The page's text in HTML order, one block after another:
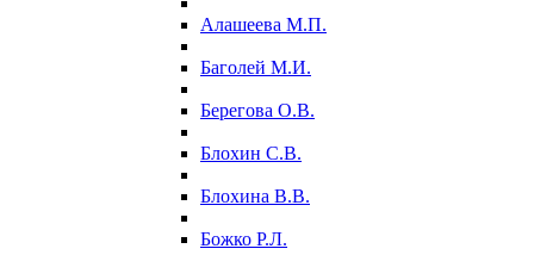
Алашеева М.П.
Баголей М.И.
Берегова О.В.
Блохин С.В.
Блохина В.В.
Божко Р.Л.